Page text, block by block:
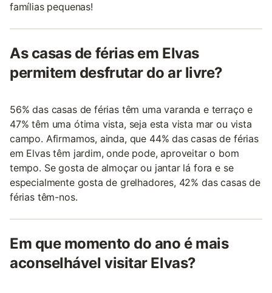
famílias pequenas!
As casas de férias em Elvas
permitem desfrutar do ar livre?
56% das casas de férias têm uma varanda e terraço e
47% têm uma ótima vista, seja esta vista mar ou vista
campo. Afirmamos, ainda, que 44% das casas de férias
em Elvas têm jardim, onde pode, aproveitar o bom
tempo. Se gosta de almoçar ou jantar lá fora e se
especialmente gosta de grelhadores, 42% das casas de
férias têm-nos.
Em que momento do ano é mais
aconselhável visitar Elvas?